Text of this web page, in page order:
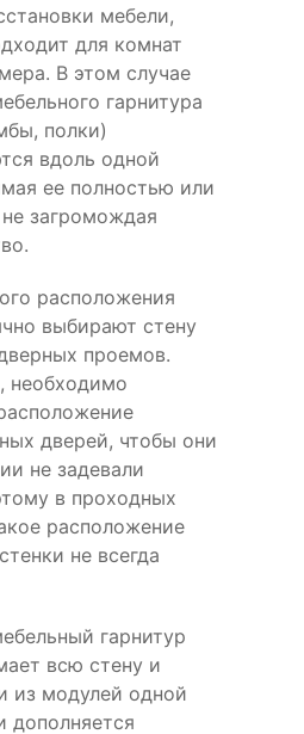
мебели,
для комнат
В этом случае
гарнитура
полки)
вдоль одной
ее полностью или
загромождая
расположения
выбирают стену
проемов.
необходимо
дверей, чтобы они
не задевали
в проходных
расположение
не всегда
гарнитур
всю стену и
из модулей одной
дополняется